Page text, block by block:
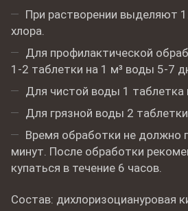
При растворении выделяют
хлора.
Для профилактической
1-2 таблетки на 1 м³ воды 5-7
Для чистой воды 1 таблетка
Для грязной воды 2
Время обработки не должно
минут. После обработки
купаться в течение 6 часов.
Состав: дихлоризоциануровая